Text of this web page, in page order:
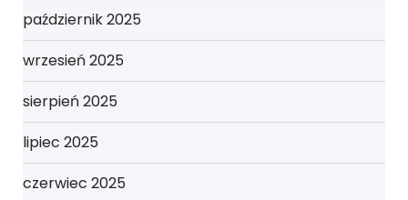
październik 2025
wrzesień 2025
sierpień 2025
lipiec 2025
czerwiec 2025